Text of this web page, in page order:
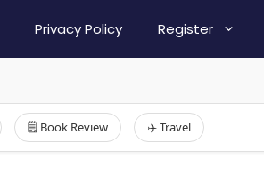
Privacy Policy Register
🗒️ Book Review ✈️ Travel